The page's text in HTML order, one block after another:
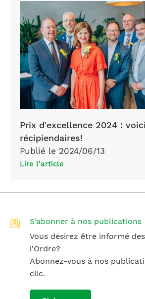
Prix d'excellence 2024 :
récipiendaires!
Publié le 2024/06/13
Lire l'article
S’abonner à nos publications
Vous désirez être informé
l’Ordre?
Abonnez-vous à nos
clic.